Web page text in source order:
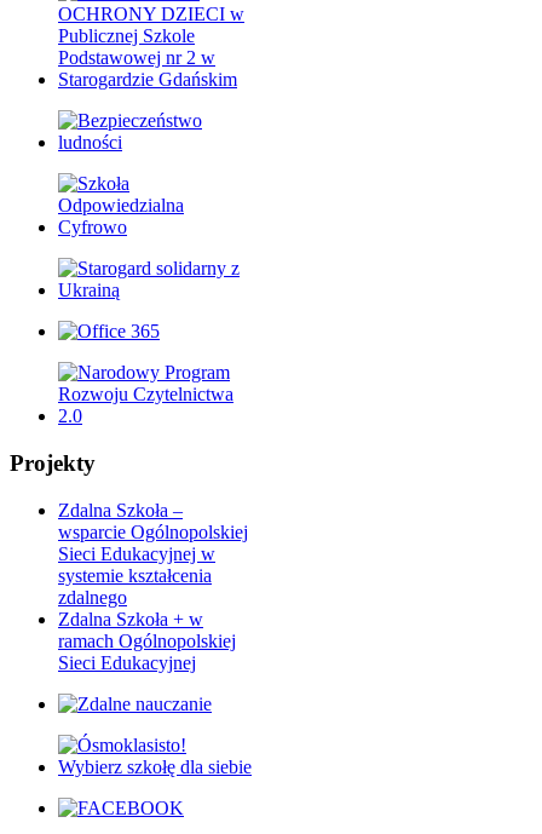
Projekty
Zdalna Szkoła –
wsparcie Ogólnopolskiej
Sieci Edukacyjnej w
systemie kształcenia
zdalnego
Zdalna Szkoła + w
ramach Ogólnopolskiej
Sieci Edukacyjnej